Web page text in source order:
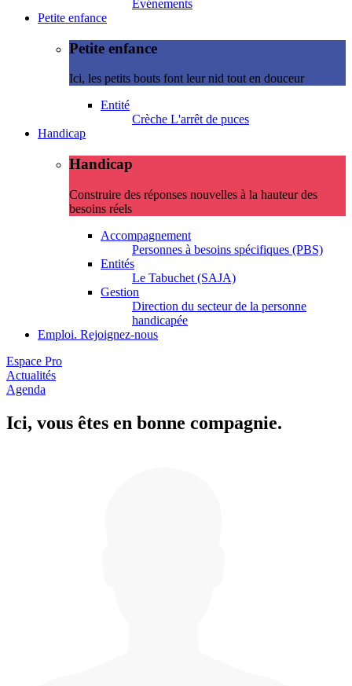
Evénements
Petite enfance
Petite enfance
Ici, les petits bouts font leur nid tout en douceur
Entité
Crèche L'arrêt de puces
Handicap
Handicap
Construire des réponses nouvelles à la hauteur des
besoins réels
Accompagnement
Personnes à besoins spécifiques (PBS)
Entités
Le Tabuchet (SAJA)
Gestion
Direction du secteur de la personne
handicapée
Emploi. Rejoignez-nous
Espace Pro
Actualités
Agenda
Ici, vous êtes en bonne compagnie.